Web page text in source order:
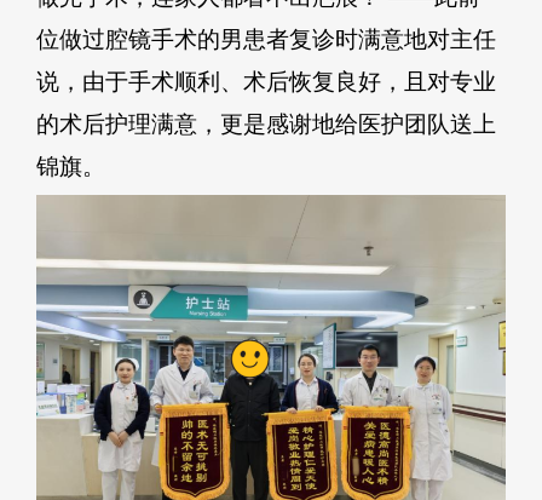
位做过腔镜手术的男患者复诊时满意地对主任
说，由于手术顺利、术后恢复良好，且对专业
的术后护理满意，更是感谢地给医护团队送上
锦旗。